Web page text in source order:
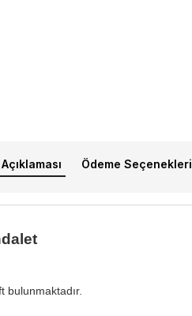
Ödeme Seçenekleri
bulunmaktadır.